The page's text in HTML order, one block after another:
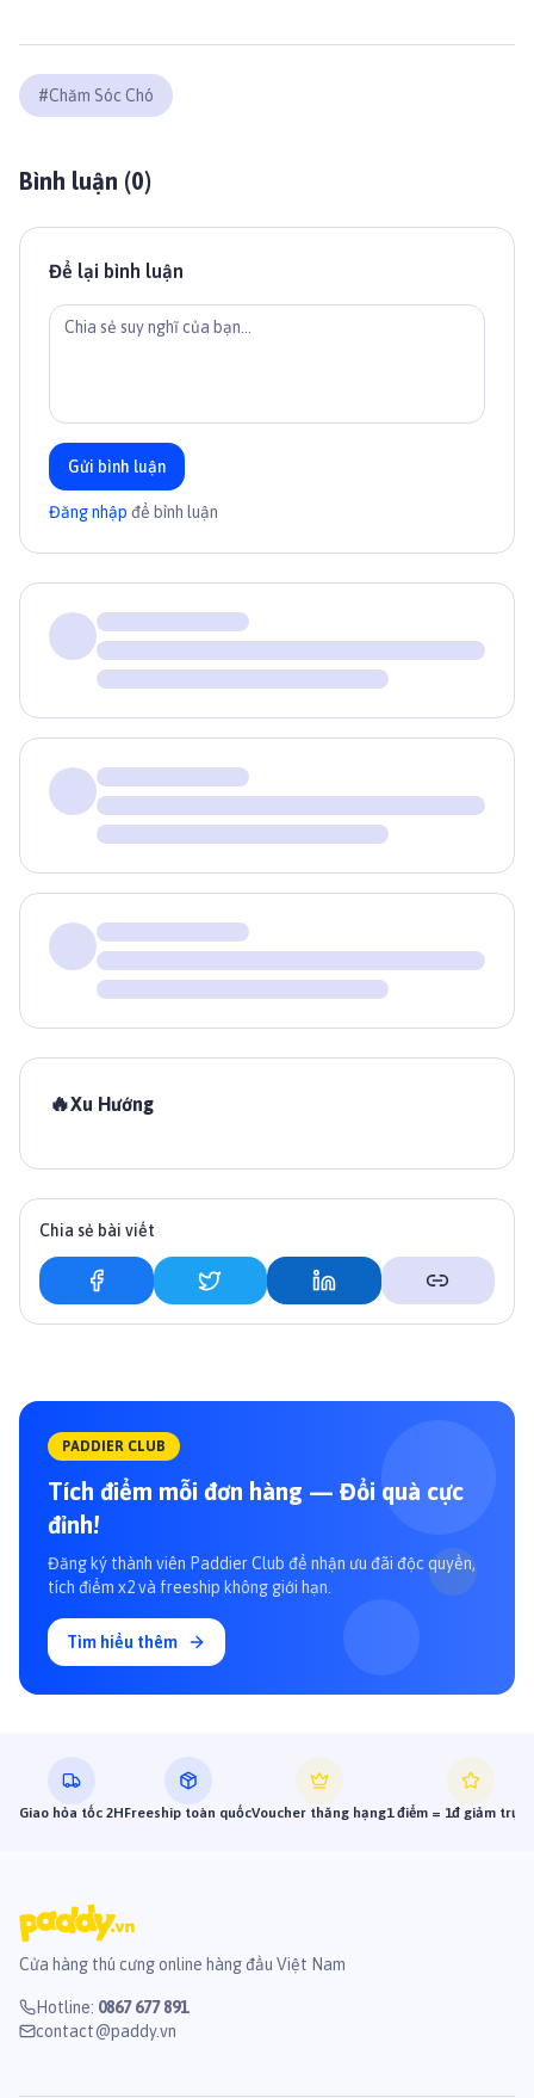
#Chăm Sóc Chó
Bình luận (0)
Để lại bình luận
Gửi bình luận
Đăng nhập để bình luận
🔥Xu Hướng
Chia sẻ bài viết
PADDIER CLUB
Tích điểm mỗi đơn hàng — Đổi quà cực
đỉnh!
Đăng ký thành viên Paddier Club để nhận ưu đãi độc quyền,
tích điểm x2 và freeship không giới hạn.
Tìm hiểu thêm
Giao hỏa tốc 2HFreeship toàn quốcVoucher thăng hạng1 điểm = 1đ giảm trực
Cửa hàng thú cưng online hàng đầu Việt Nam
Hotline: 0867 677 891
contact@paddy.vn